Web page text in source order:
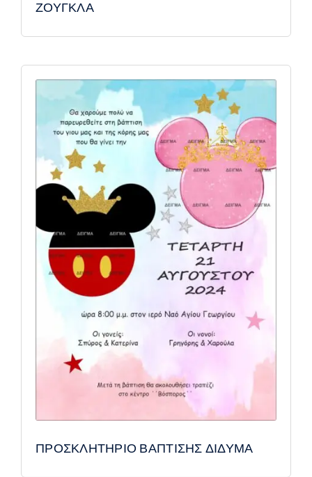
ΖΟΥΓΚΛΑ
ΠΡΟΣΚΛΗΤΗΡΙΟ ΒΑΠΤΙΣΗΣ ΔΙΔΥΜΑ